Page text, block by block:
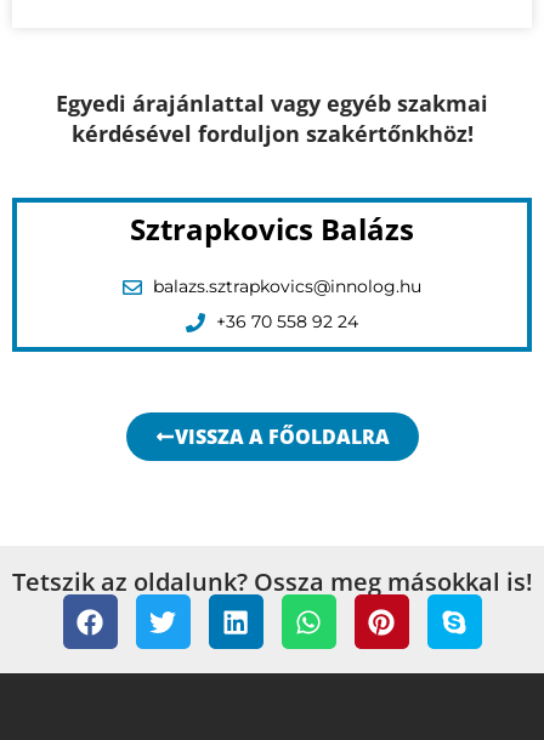
Tetszik az oldalunk? Ossza meg másokkal is!
Komplex szolgáltatóként nyújtunk megoldást Ügyfeleink
egyedi igényeire. Logisztikai tervezés, raktártervezés,
logisztikai és lean tréningek, logisztikai tanácsadás.